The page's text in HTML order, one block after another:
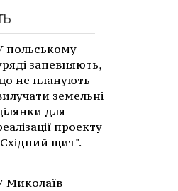
польському
запевняють,
не планують
земельні
для
проекту
щит".
Миколаїв